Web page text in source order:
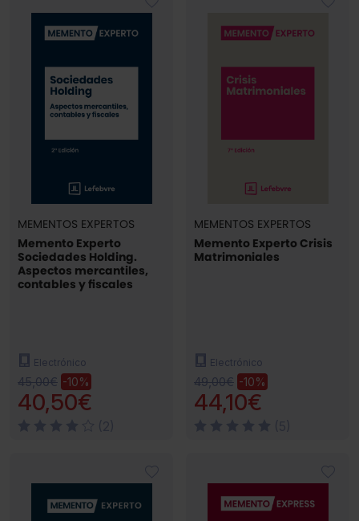
MEMENTOS EXPERTOS
Memento Experto
Sociedades Holding.
Aspectos mercantiles,
contables y fiscales
Electrónico
45,00€ -10%
40,50€
MEMENTOS EXPERTOS
Memento Experto Crisis
Matrimoniales
Electrónico
49,00€ -10%
44,10€